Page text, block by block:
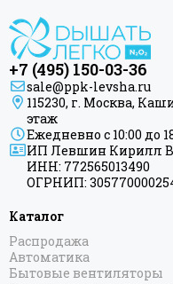
+7 (495) 150-03-36
sale@ppk-levsha.ru
115230, г. Москва,
этаж
Ежедневно с 10:00 до
ИП Левшин Кирилл
ИНН: 772565013490
ОГРНИП:
Каталог
Распродажа
Автоматика
Бытовые вентиляторы